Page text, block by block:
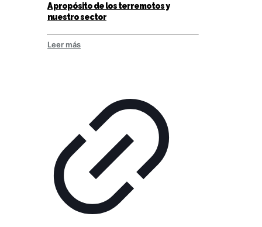
A propósito de los terremotos y
nuestro sector
Leer más